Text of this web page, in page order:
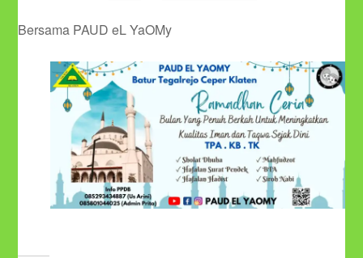
Bersama PAUD eL YaOMy